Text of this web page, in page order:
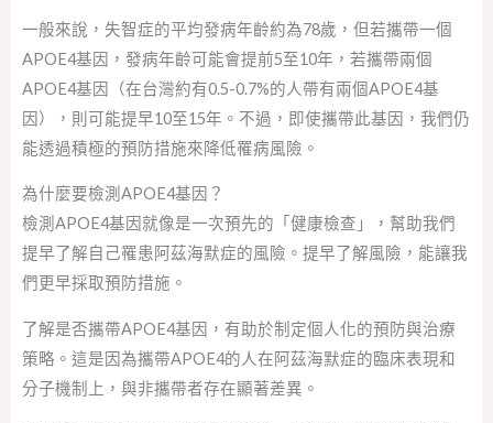
一般來說，失智症的平均發病年齡約為78歲，但若攜帶一個
APOE4基因，發病年齡可能會提前5至10年，若攜帶兩個
APOE4基因（在台灣約有0.5-0.7%的人帶有兩個APOE4基
因），則可能提早10至15年。不過，即使攜帶此基因，我們仍
能透過積極的預防措施來降低罹病風險。
為什麼要檢測APOE4基因？
檢測APOE4基因就像是一次預先的「健康檢查」，幫助我們
提早了解自己罹患阿茲海默症的風險。提早了解風險，能讓我
們更早採取預防措施。
了解是否攜帶APOE4基因，有助於制定個人化的預防與治療
策略。這是因為攜帶APOE4的人在阿茲海默症的臨床表現和
分子機制上，與非攜帶者存在顯著差異。